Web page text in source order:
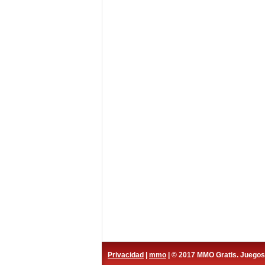
Privacidad mmo | © 2017 MMO Gratis.